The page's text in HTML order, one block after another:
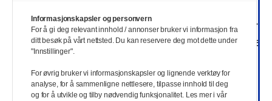
Pianopedagog – fast
stilling
Vestland | 16/08/2026
Kulturhusleder
Akershus | 10/08/2026
Se alle stillinger
Informasjonskapsler og personvern
For å gi deg relevant innhold / annonser bruker vi informasjon fra
ditt besøk på vårt nettsted. Du kan reservere deg mot dette under
"Innstillinger".
For øvrig bruker vi informasjonskapsler og lignende verktøy for
analyse, for å sammenligne nettlesere, tilpasse innhold til deg
og for å utvikle og tilby nødvendig funksjonalitet. Les mer i vår